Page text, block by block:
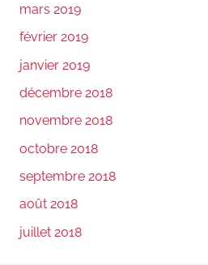
mars 2019
février 2019
janvier 2019
décembre 2018
novembre 2018
octobre 2018
septembre 2018
août 2018
juillet 2018